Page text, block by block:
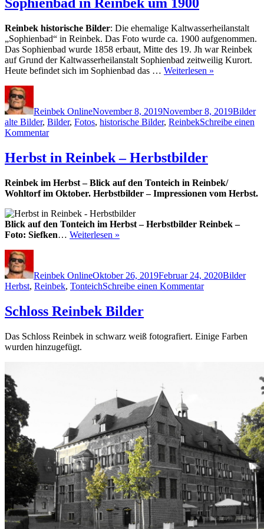
Reinbek
Desinfektionsmittel
Sophienbad in Reinbek um 1900
Reinbek historische Bilder: Die ehemalige Kaltwasserheilanstalt
„Sophienbad“ in Reinbek. Das Foto wurde ca. 1900 aufgenommen.
Das Sophienbad wurde 1858 erbaut, Mitte des 19. Jh war Reinbek
auf Grund der Kaltwasserheilanstalt Sophienbad zeitweilig Kurort.
Heute befindet sich im Sophienbad das … Weiterlesen »
Reinbek OnlineNovember 8, 2019November 8, 2019Bilder
alte Bilder, Bilder, Fotos, historische Bilder, ReinbekSchreibe einen
Kommentarzu
in
Reinbek
1900
Herbst in Reinbek – Herbstbilder
Reinbek im Herbst – Blick auf den Tonteich in Reinbek/
Wohltorf im Oktober. Herbstbilder – Impressionen vom Herbst.
Blick auf den Tonteich im Herbst – Herbstbilder Reinbek –
Foto: Siefken… Weiterlesen »
Reinbek OnlineOktober 26, 2019Februar 24, 2020Bilder
Herbst, Reinbek, TonteichSchreibe einen Kommentarzu
Herbstbilder
Schloss Reinbek Bilder
Das Schloss Reinbek in schwarz weiß fotografiert. Einige Farben
wurden hinzugefügt.